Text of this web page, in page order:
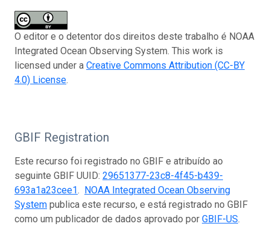
O editor e o detentor dos direitos deste trabalho é NOAA
Integrated Ocean Observing System. This work is
licensed under a Creative Commons Attribution (CC-BY
4.0) License.
GBIF Registration
Este recurso foi registrado no GBIF e atribuído ao
seguinte GBIF UUID: 29651377-23c8-4f45-b439-
693a1a23cee1. NOAA Integrated Ocean Observing
System publica este recurso, e está registrado no GBIF
como um publicador de dados aprovado por GBIF-US.